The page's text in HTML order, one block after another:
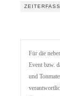
Für die
Event bzw.
und